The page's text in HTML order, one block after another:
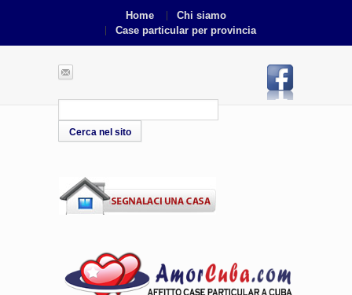
Home
Chi siamo
Case particular per provincia